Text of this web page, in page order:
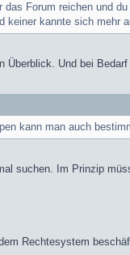
das Forum reichen und
keiner kannte sich mehr
Überblick. Und bei
kann man auch
suchen. Im Prinzip
Rechtesystem